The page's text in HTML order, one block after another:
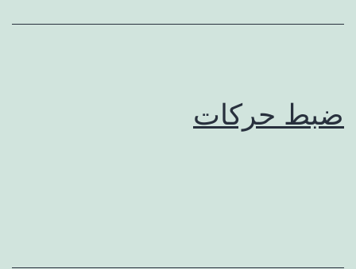
ضبط حرکات